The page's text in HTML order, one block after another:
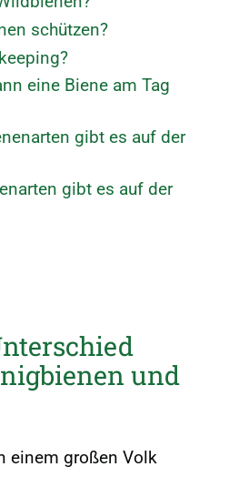
schützen?
eine Biene am Tag
gibt es auf der
gibt es auf der
und
einem großen Volk